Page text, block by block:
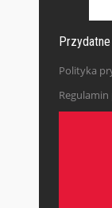
Przydatne
Polityka